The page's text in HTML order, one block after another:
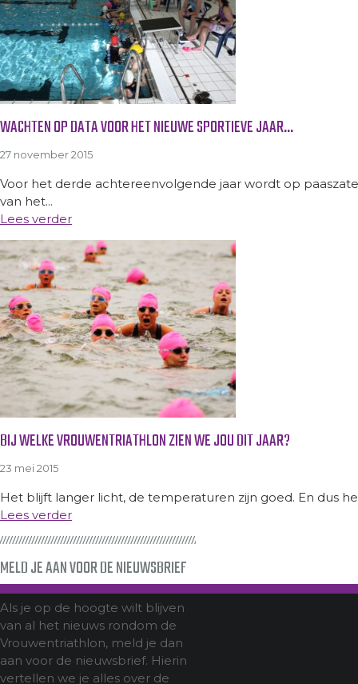
WACHTEN OP DATA VOOR HET NIEUWE SPORTIEVE JAAR…
27 november 2015
Voor het derde achtereenvolgende jaar wordt op
van het...
Lees verder
BIJ WELKE VROUWENTRIATHLON ZIEN WE JOU DIT JAAR?
23 mei 2015
Het blijft langer licht, de temperaturen zijn goed. En dus
Lees verder
MELD JE AAN VOOR DE NIEUWSBRIEF
Als je op de hoogte wilt blijven
van al het nieuws rondom de
Vrouwentriathlon, meld je dan
aan voor de nieuwsbrief. Hierin
vertellen we je alles over de